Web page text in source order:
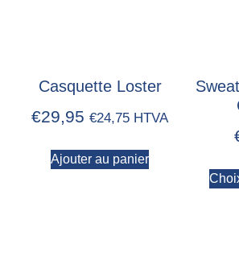
Casquette Loster
€29,95 €24,75 HTVA
Ajouter au panier